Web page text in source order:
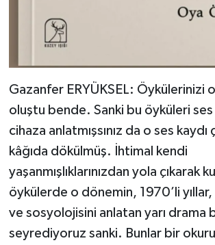
Gazanfer ERYÜKSEL: Öykülerinizi
oluştu bende. Sanki bu öyküleri
cihaza anlatmışsınız da o ses kaydı
kâğıda dökülmüş. İhtimal kendi
yaşanmışlıklarınızdan yola çıkarak
öykülerde o dönemin, 1970’li yıllar,
ve sosyolojisini anlatan yarı drama
seyrediyoruz sanki. Bunlar bir okuru